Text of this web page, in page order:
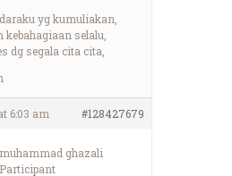
yg kumuliakan,
kebahagiaan selalu,
dg segala cita cita,
6:03 am #128427679
muhammad ghazali
Participant